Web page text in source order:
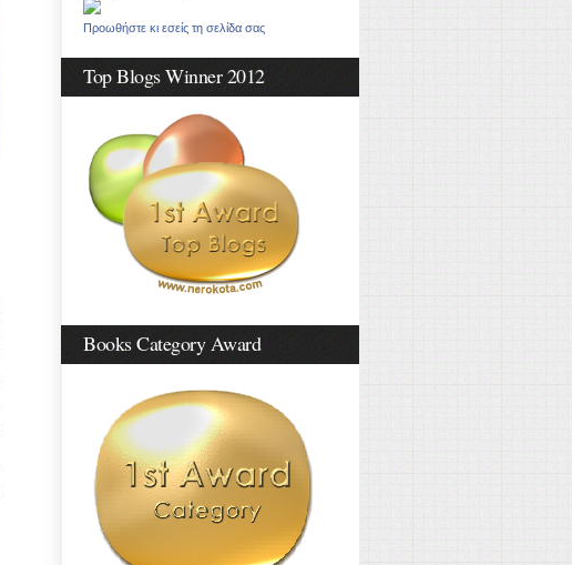
Προωθήστε κι εσείς τη σελίδα σας
Top Blogs Winner 2012
Books Category Award